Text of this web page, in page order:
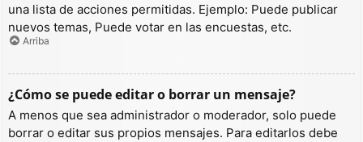
una lista de acciones permitidas. Ejemplo: Puede publicar
nuevos temas, Puede votar en las encuestas, etc.
Arriba
¿Cómo se puede editar o borrar un mensaje?
A menos que sea administrador o moderador, solo puede
borrar o editar sus propios mensajes. Para editarlos debe